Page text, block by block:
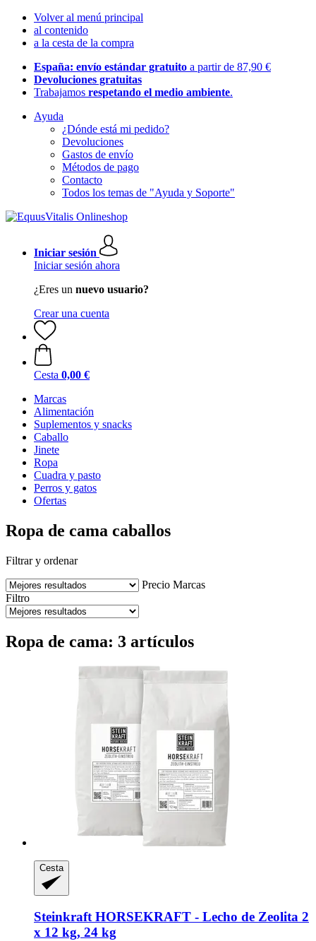
Volver al menú principal
al contenido
a la cesta de la compra
España: envío estándar gratuito a partir de 87,90 €
Devoluciones gratuitas
Trabajamos respetando el medio ambiente.
Ayuda
¿Dónde está mi pedido?
Devoluciones
Gastos de envío
Métodos de pago
Contacto
Todos los temas de "Ayuda y Soporte"
Iniciar sesión
Iniciar sesión ahora
¿Eres un nuevo usuario?
Crear una cuenta
Cesta 0,00 €
Marcas
Alimentación
Suplementos y snacks
Caballo
Jinete
Ropa
Cuadra y pasto
Perros y gatos
Ofertas
Ropa de cama caballos
Filtrar y ordenar
Precio Marcas
Filtro
Ropa de cama: 3 artículos
Cesta
Steinkraft HORSEKRAFT -​ Lecho de Zeolita 2
x 12 kg, 24 kg